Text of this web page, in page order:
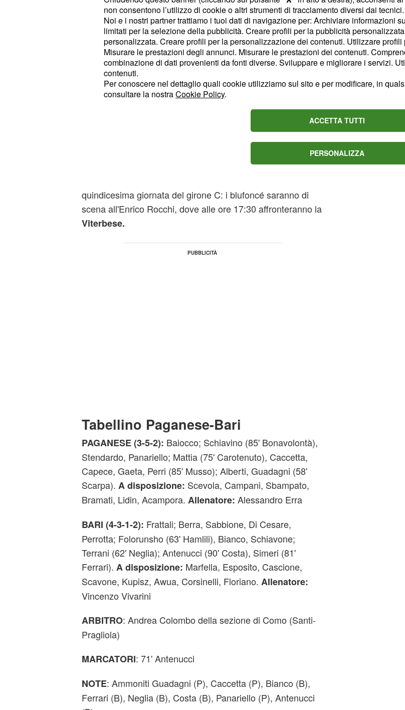
quota 29 punti: per i pugliesi si tratta del secondo successo
consecutivo, dopo il 3-0 rifilato alBiscegliedomenica
scorsa nel derby disputatosi al Gustavo Ventura.
Primo k.o. interno per laPaganese,che vede allontanarsi
sempre più la zonaplay-offe ora più che mai deve
guardarsi alle spalle: per il momento il quattordicesimo
è salvo, considerato che
non approffita del passo falso degli azzurrostellati,
rossoblu lucani subiscono una sconfitta di misura contro il
potrebbe scavalcare i cugini,
quindicesima giornata del girone C: i blufoncé saranno di
scena all'Enrico Rocchi, dove alle ore 17:30 affronteranno la
Viterbese.
Tabellino Paganese-Bari
PAGANESE (3-5-2): Baiocco; Schiavino (85' Bonavolontà),
Stendardo, Panariello; Mattia (75' Carotenuto), Caccetta,
Capece, Gaeta, Perri (85' Musso); Alberti, Guadagni (58'
Scarpa). A disposizione: Scevola, Campani, Sbampato,
Bramati, Lidin, Acampora. Allenatore: Alessandro Erra
BARI (4-3-1-2): Frattali; Berra, Sabbione, Di Cesare,
Perrotta; Folorunsho (63' Hamlili), Bianco, Schiavone;
Terrani (62' Neglia); Antenucci (90' Costa), Simeri (81'
Ferrari). A disposizione: Marfella, Esposito, Cascione,
Scavone, Kupisz, Awua, Corsinelli, Floriano. Allenatore:
Vincenzo Vivarini
ARBITRO: Andrea Colombo della sezione di Como (Santi-
Pragliola)
MARCATORI: 71' Antenucci
NOTE: Ammoniti Guadagni (P), Caccetta (P), Bianco (B),
Ferrari (B), Neglia (B), Costa (B), Panariello (P), Antenucci
non consentono l’utilizzo di cookie o altri strumenti di tracciamento diversi dai tecnici.
Noi e i nostri partner trattiamo i tuoi dati di navigazione per: Archiviare informazioni
limitati per la selezione della pubblicità. Creare profili per la pubblicità
personalizzata. Creare profili per la personalizzazione dei contenuti. Utilizzare
Misurare le prestazioni degli annunci. Misurare le prestazioni dei contenuti.
combinazione di dati provenienti da fonti diverse. Sviluppare e migliorare i servizi.
contenuti.
Per conoscere nel dettaglio quali cookie utilizziamo sul sito e per modificare, in
consultare la nostraCookie Policy.
ACCETTA TUTTI
PERSONALIZZA